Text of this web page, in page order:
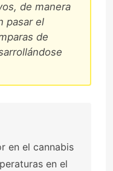
de manera
pasar el
de
en el cannabis
en el